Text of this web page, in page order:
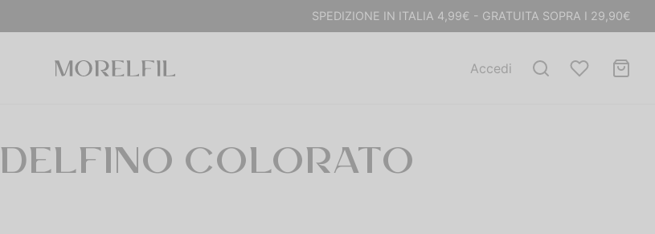
SPEDIZIONE IN ITALIA 4,99€ - GRATUITA SOPRA I 29,90€
Accedi
COLORATO